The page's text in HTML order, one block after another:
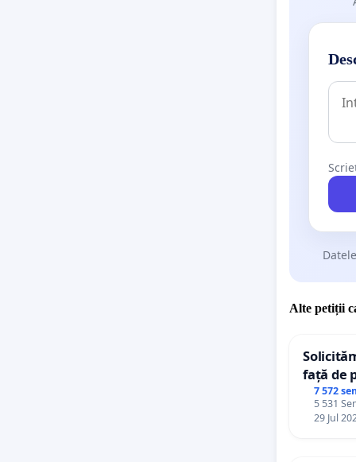
Alte petiții
față de
7 572
5 531
29 Jul